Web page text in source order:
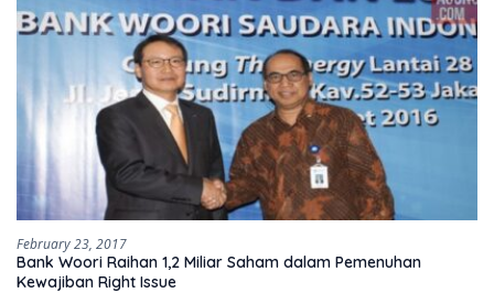
February 23, 2017
Bank Woori Raihan 1,2 Miliar Saham dalam Pemenuhan
Kewajiban Right Issue